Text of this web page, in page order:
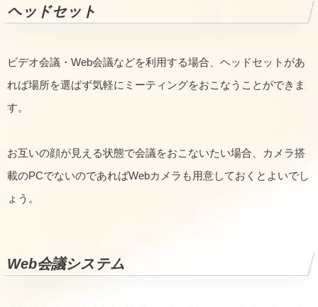
ヘッドセット
ビデオ会議・Web会議などを利用する場合、ヘッドセットがあ
れば場所を選ばず気軽にミーティングをおこなうことができま
す。
お互いの顔が見える状態で会議をおこないたい場合、カメラ搭
載のPCでないのであればWebカメラも用意しておくとよいでし
ょう。
Web会議システム